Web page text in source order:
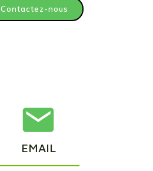
Contactez-nous
EMAIL